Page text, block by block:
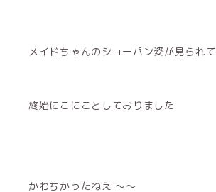
メイドちゃんのショーパン姿が見られて
終始にこにことしておりました
かわちかったねえ 〜〜